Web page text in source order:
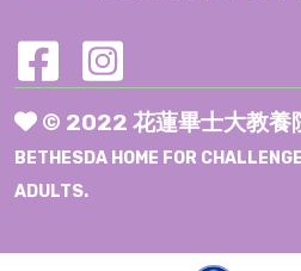
© 2022 花蓮畢士大教
BETHESDA HOME FOR
ADULTS.